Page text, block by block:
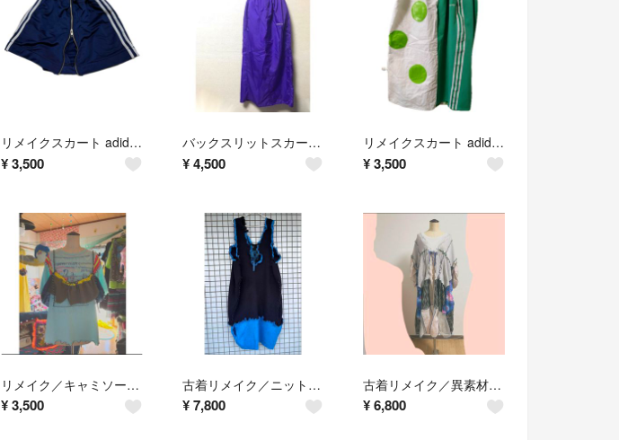
リメイクスカート adidas
¥3,500
バックスリットスカート リメイクスカート訳あり 1点物【古着屋】adidas
¥ 4,500
リメイクスカート adidas
¥3,500
リメイク／キャミソール／古着リメイク/フリーサイズ／ヒモ調節/カーキ系／異素材
¥3,500
古着リメイク／ニットワンピース／バルーン スカートフリル/リボン／紺青/1点物
¥ 7,800
古着リメイク／異素材ワンピース／アースカラー
¥6,800